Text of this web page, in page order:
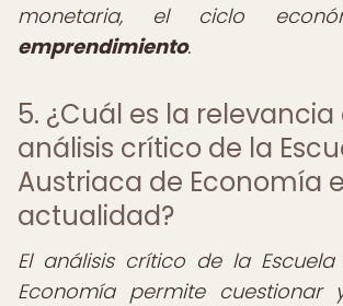
monetaria, el ciclo
emprendimiento.
5. ¿Cuál es la relevancia
análisis crítico de la
Austriaca de Economía
actualidad?
El análisis crítico de la
Economía permite cuestionar